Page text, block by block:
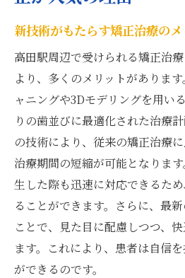
新技術がもたらす矯正治療のメ
高田駅周辺で受けられる矯正治
より、多くのメリットがありま
ャニングや3Dモデリングを用い
りの歯並びに最適化された治療
の技術により、従来の矯正治療に
治療期間の短縮が可能となりま
生した際も迅速に対応できるた
ることができます。さらに、最
ことで、見た目に配慮しつつ、
ます。これにより、患者は自信
ができるのです。